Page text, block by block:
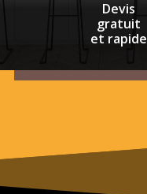
Devis
gratuit
et rapide